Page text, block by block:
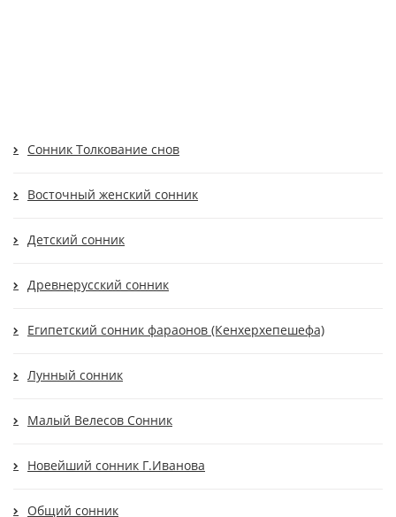
Cонник Толкование снов
Восточный женский сонник
Детский сонник
Древнерусский сонник
Египетский сонник фараонов (Кенхерхепешефа)
Лунный сонник
Малый Велесов Сонник
Новейший сонник Г.Иванова
Общий сонник